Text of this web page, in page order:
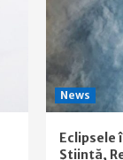
News
Eclipsele
Știință,